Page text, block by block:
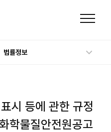
가
법률정보
시 등에 관한 규정
학물질안전원공고